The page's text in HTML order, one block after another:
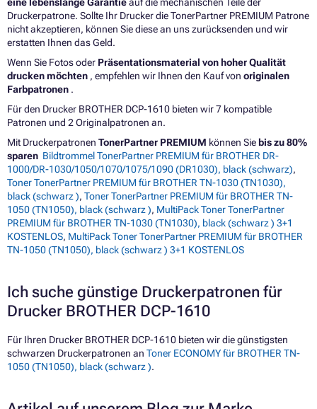
eine lebenslange Garantieauf die mechanischen Teile der
Druckerpatrone. Sollte Ihr Drucker die TonerPartner PREMIUM Patrone
nicht akzeptieren, können Sie diese an uns zurücksenden und wir
erstatten Ihnen das Geld.
Wenn Sie Fotos oder Präsentationsmaterial von hoher Qualität
drucken möchten , empfehlen wir Ihnen den Kauf von originalen
Farbpatronen .
Für den Drucker BROTHER DCP-1610 bieten wir 7 kompatible
Patronen und 2 Originalpatronen an.
Mit Druckerpatronen TonerPartner PREMIUM können Sie bis zu 80%
sparen Bildtrommel TonerPartner PREMIUM für BROTHER DR-
1000/DR-1030/1050/1070/1075/1090 (DR1030), black (schwarz),
Toner TonerPartner PREMIUM für BROTHER TN-1030 (TN1030),
black (schwarz ), Toner TonerPartner PREMIUM für BROTHER TN-
1050 (TN1050), black (schwarz ), MultiPack Toner TonerPartner
PREMIUM für BROTHER TN-1030 (TN1030), black (schwarz ) 3+1
KOSTENLOS, MultiPack Toner TonerPartner PREMIUM für BROTHER
TN-1050 (TN1050), black (schwarz ) 3+1 KOSTENLOS
Ich suche günstige Druckerpatronen für
Drucker BROTHER DCP-1610
Für Ihren Drucker BROTHER DCP-1610 bieten wir die günstigsten
schwarzen Druckerpatronen an Toner ECONOMY für BROTHER TN-
1050 (TN1050), black (schwarz ).